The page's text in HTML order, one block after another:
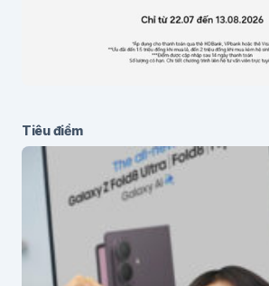
Tiêu điểm